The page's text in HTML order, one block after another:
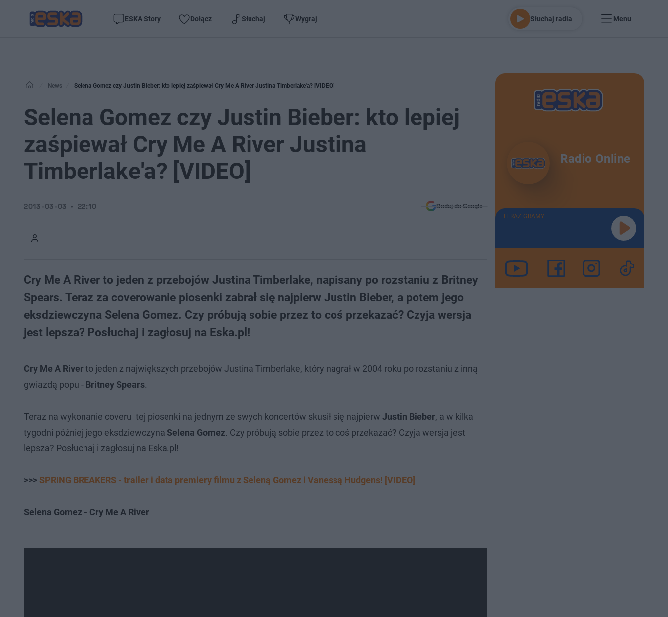
ESKA Story Dołącz Słuchaj Wygraj Słuchaj radia Menu
News Selena Gomez czy Justin Bieber: kto lepiej zaśpiewał Cry Me A River Justina Timberlake'a? [VIDEO]
Selena Gomez czy Justin Bieber: kto lepiej
zaśpiewał Cry Me A River Justina
Timberlake'a? [VIDEO]
2013-03-03 22:10 Dodaj do Google
Cry Me A River to jeden z przebojów Justina Timberlake, napisany po rozstaniu z Britney
Spears. Teraz za coverowanie piosenki zabrał się najpierw Justin Bieber, a potem jego
eksdziewczyna Selena Gomez. Czy próbują sobie przez to coś przekazać? Czyja wersja
jest lepsza? Posłuchaj i zagłosuj na Eska.pl!
Cry Me A River to jeden z największych przebojów Justina Timberlake, który nagrał w 2004 roku po rozstaniu z inną
gwiazdą popu - Britney Spears.
Teraz na wykonanie coveru tej piosenki na jednym ze swych koncertów skusił się najpierw Justin Bieber, a w kilka
tygodni później jego eksdziewczyna Selena Gomez. Czy próbują sobie przez to coś przekazać? Czyja wersja jest
lepsza? Posłuchaj i zagłosuj na Eska.pl!
>>> SPRING BREAKERS - trailer i data premiery filmu z Seleną Gomez i Vanessą Hudgens! [VIDEO]
Selena Gomez - Cry Me A River
Radio Online
TERAZ GRAMY